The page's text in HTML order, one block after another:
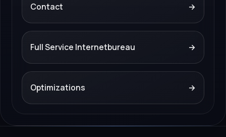
Contact →
Full Service Internetbureau →
Optimizations →